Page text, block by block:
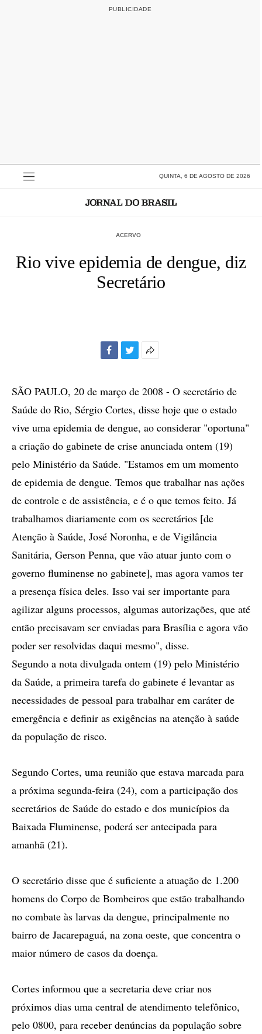
QUINTA, 6 DE AGOSTO DE 2026
ACERVO
Rio vive epidemia de dengue, diz
Secretário
compartilhamento
SÃO PAULO, 20 de março de 2008 - O secretário de
Saúde do Rio, Sérgio Cortes, disse hoje que o estado
vive uma epidemia de dengue, ao considerar "oportuna"
a criação do gabinete de crise anunciada ontem (19)
pelo Ministério da Saúde. "Estamos em um momento
de epidemia de dengue. Temos que trabalhar nas ações
de controle e de assistência, e é o que temos feito. Já
trabalhamos diariamente com os secretários [de
Atenção à Saúde, José Noronha, e de Vigilância
Sanitária, Gerson Penna, que vão atuar junto com o
governo fluminense no gabinete], mas agora vamos ter
a presença física deles. Isso vai ser importante para
agilizar alguns processos, algumas autorizações, que até
então precisavam ser enviadas para Brasília e agora vão
poder ser resolvidas daqui mesmo", disse.
Segundo a nota divulgada ontem (19) pelo Ministério
da Saúde, a primeira tarefa do gabinete é levantar as
necessidades de pessoal para trabalhar em caráter de
emergência e definir as exigências na atenção à saúde
da população de risco.
Segundo Cortes, uma reunião que estava marcada para
a próxima segunda-feira (24), com a participação dos
secretários de Saúde do estado e dos municípios da
Baixada Fluminense, poderá ser antecipada para
amanhã (21).
O secretário disse que é suficiente a atuação de 1.200
homens do Corpo de Bombeiros que estão trabalhando
no combate às larvas da dengue, principalmente no
bairro de Jacarepaguá, na zona oeste, que concentra o
maior número de casos da doença.
Cortes informou que a secretaria deve criar nos
próximos dias uma central de atendimento telefônico,
pelo 0800, para receber denúncias da população sobre